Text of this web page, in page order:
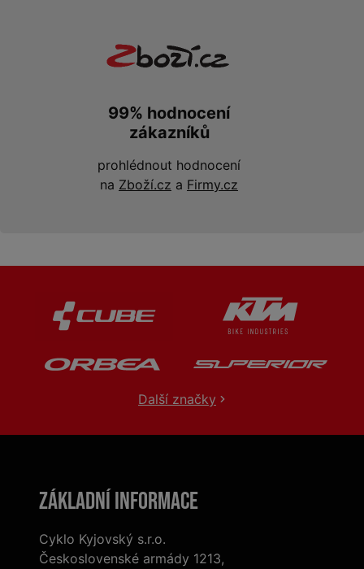
99% hodnocení
zákazníků
prohlédnout hodnocení
na Zboží.cz a Firmy.cz
Další značky
Základní informace
Cyklo Kyjovský s.r.o.
Československé armády 1213,